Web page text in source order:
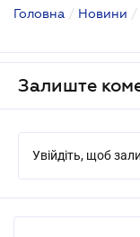
Головна / Новини /
Залиште
Увійдіть, щоб